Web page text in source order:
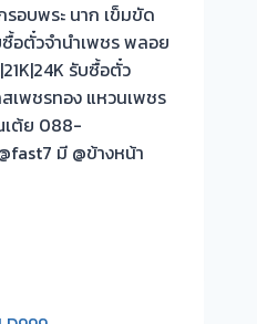
รอบพระ นาก เข็มขัด
อตั๋วจำนำเพชร พลอย
รับซื้อตั๋ว
เพชรทอง แหวนเพชร
เต้ย 088-
มี @ข้างหน้า